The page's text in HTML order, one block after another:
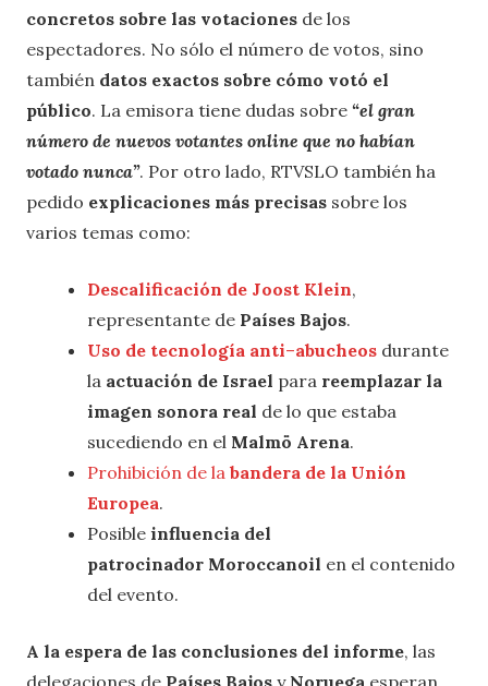
concretos sobre las votaciones de los
espectadores. No sólo el número de votos, sino
también datos exactos sobre cómo votó el
público. La emisora tiene dudas sobre “el gran
número de nuevos votantes online que no habían
votado nunca”. Por otro lado, RTVSLO también ha
pedido explicaciones más precisas sobre los
varios temas como:
Descalificación de Joost Klein,
representante de Países Bajos.
Uso de tecnología anti–abucheos durante
la actuación de Israel para reemplazar la
imagen sonora real de lo que estaba
sucediendo en el Malmö Arena.
Prohibición de la bandera de la Unión
Europea.
Posible influencia del
patrocinador Moroccanoil en el contenido
del evento.
A la espera de las conclusiones del informe, las
delegaciones de Países Bajos y Noruega esperan